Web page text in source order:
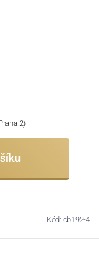
2)
Kód: cb192-4